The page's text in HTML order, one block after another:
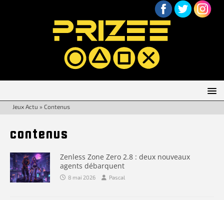
Jeux Actu » Contenus
contenus
Zenless Zone Zero 2.8 : deux nouveaux
agents débarquent
8 mai 2026 Pascal